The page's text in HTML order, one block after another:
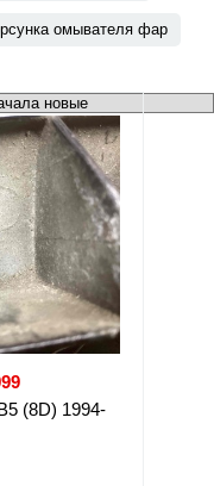
омывателя фар
(8D) 1994-